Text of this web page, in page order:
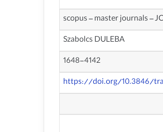
scopus – master journals –
Szabolcs DULEBA
1648-4142
https://doi.org/10.3846/